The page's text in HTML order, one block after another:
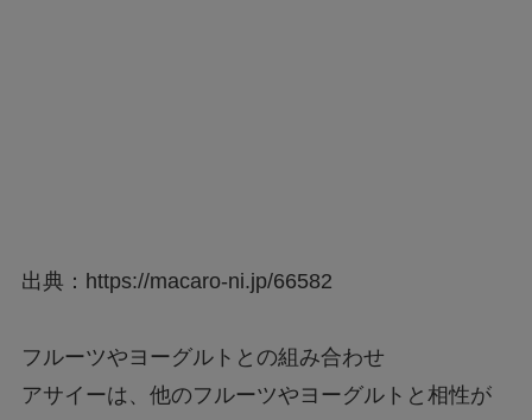
出典：https://macaro-ni.jp/66582
フルーツやヨーグルトとの組み合わせ
アサイーは、他のフルーツやヨーグルトと相性が